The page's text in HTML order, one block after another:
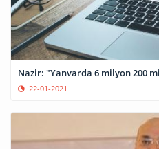
Nazir: "Yanvarda 6 milyon 200
22-01-2021